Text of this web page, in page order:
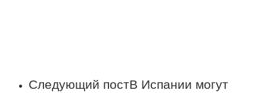
Следующий постВ Испании могут